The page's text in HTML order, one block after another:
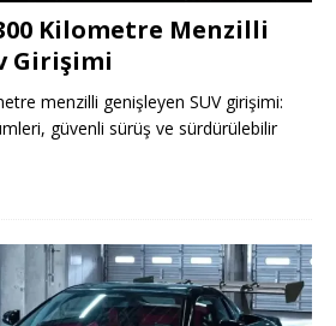
Kilometre Menzilli
Girişimi
menzilli genişleyen SUV girişimi:
güvenli sürüş ve sürdürülebilir